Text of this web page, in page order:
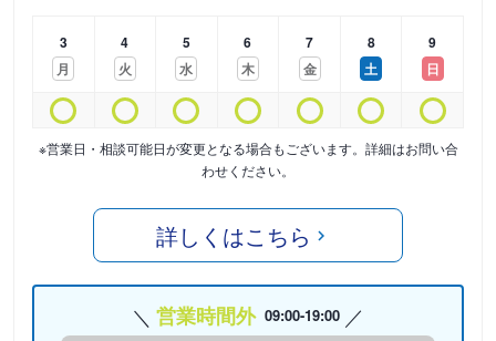
3
月
4
火
5
水
6
木
7
金
8
土
9
日
※営業日・相談可能日が変更となる場合もございます。詳細はお問い合
わせください。
詳しくはこちら
営業時間外 09:00-19:00